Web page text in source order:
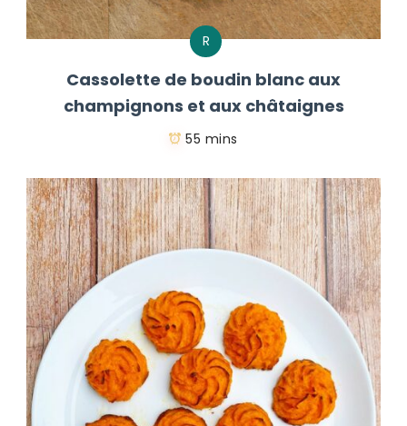
R
Cassolette de boudin blanc aux
champignons et aux châtaignes
55 mins